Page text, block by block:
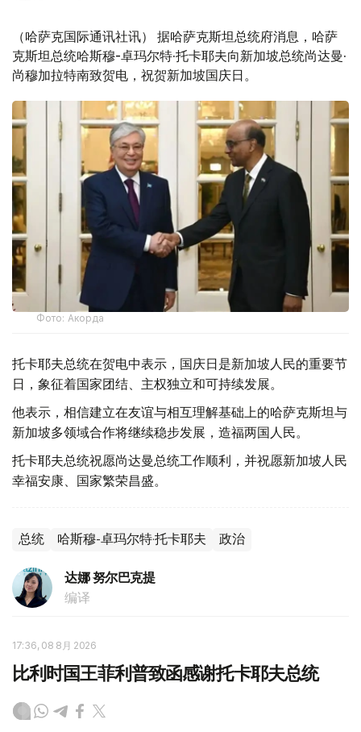
（哈萨克国际通讯社讯） 据哈萨克斯坦总统府消息，哈萨
克斯坦总统哈斯穆-卓玛尔特·托卡耶夫向新加坡总统尚达曼·
尚穆加拉特南致贺电，祝贺新加坡国庆日。
Фото: Акорда
托卡耶夫总统在贺电中表示，国庆日是新加坡人民的重要节
日，象征着国家团结、主权独立和可持续发展。
他表示，相信建立在友谊与相互理解基础上的哈萨克斯坦与
新加坡多领域合作将继续稳步发展，造福两国人民。
托卡耶夫总统祝愿尚达曼总统工作顺利，并祝愿新加坡人民
幸福安康、国家繁荣昌盛。
总统 哈斯穆-卓玛尔特·托卡耶夫 政治
达娜 努尔巴克提
编译
17:36, 08 8月 2026
比利时国王菲利普致函感谢托卡耶夫总统